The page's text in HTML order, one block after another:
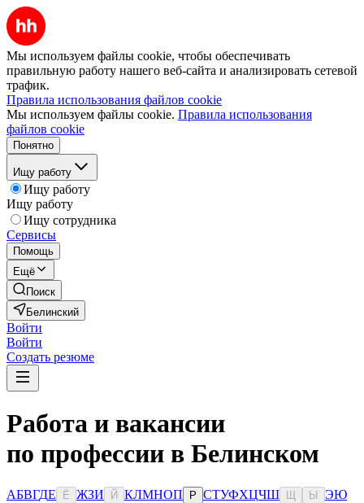
Мы используем файлы cookie, чтобы обеспечивать
правильную работу нашего веб-сайта и анализировать сетевой
трафик.
Правила использования файлов cookie
Мы используем файлы cookie. Правила использования
файлов cookie
Понятно
Ищу работу
Ищу работу
Ищу работу
Ищу сотрудника
Сервисы
Помощь
Ещё
Поиск
Белинский
Войти
Войти
Создать резюме
Работа и вакансии
по профессии в Белинском
АБВГДЕ Ё ЖЗИ Й КЛМНОП Р СТУФХЦЧШ Ы ЭЮ